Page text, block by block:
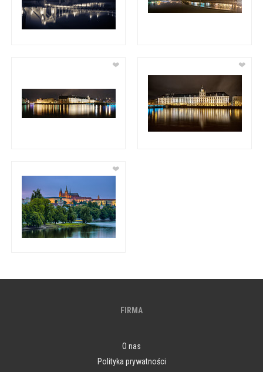
❤ ❤
❤
FIRMA
O nas
Polityka prywatności